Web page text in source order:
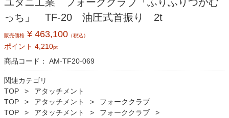
っち」 TF-20 油圧式首振り 2t
販売価格 ¥ 463,100 （税込）
ポイント 4,210pt
商品コード： AM-TF20-069
関連カテゴリ
TOP
アタッチメント
TOP
アタッチメント
フォーククラブ
TOP
アタッチメント
フォーククラブ